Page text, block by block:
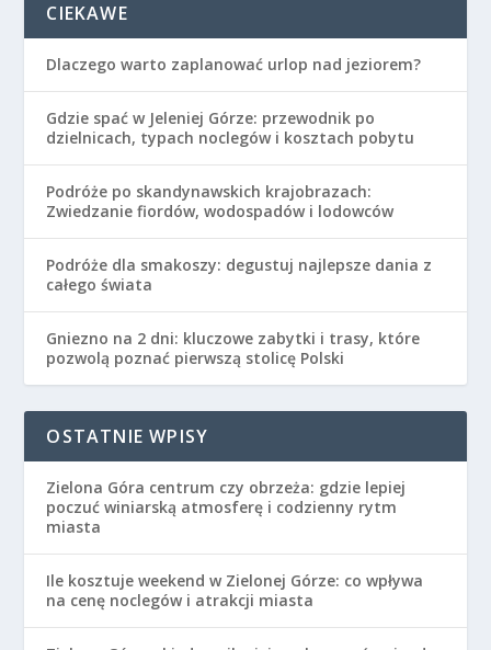
CIEKAWE
Dlaczego warto zaplanować urlop nad jeziorem?
Gdzie spać w Jeleniej Górze: przewodnik po
dzielnicach, typach noclegów i kosztach pobytu
Podróże po skandynawskich krajobrazach:
Zwiedzanie fiordów, wodospadów i lodowców
Podróże dla smakoszy: degustuj najlepsze dania z
całego świata
Gniezno na 2 dni: kluczowe zabytki i trasy, które
pozwolą poznać pierwszą stolicę Polski
OSTATNIE WPISY
Zielona Góra centrum czy obrzeża: gdzie lepiej
poczuć winiarską atmosferę i codzienny rytm
miasta
Ile kosztuje weekend w Zielonej Górze: co wpływa
na cenę noclegów i atrakcji miasta